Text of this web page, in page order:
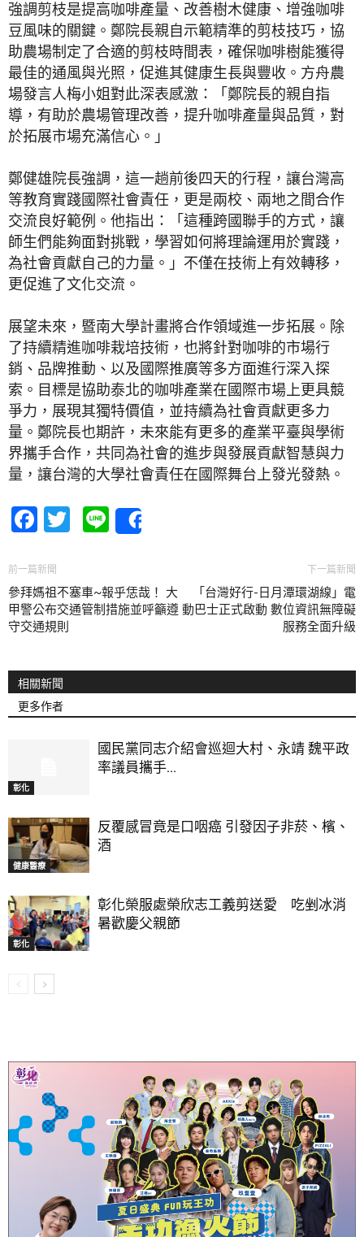
強調剪枝是提高咖啡產量、改善樹木健康、增強咖啡
豆風味的關鍵。鄭院長親自示範精準的剪枝技巧，協
助農場制定了合適的剪枝時間表，確保咖啡樹能獲得
最佳的通風與光照，促進其健康生長與豐收。方舟農
場發言人梅小姐對此深表感激：「鄭院長的親自指
導，有助於農場管理改善，提升咖啡產量與品質，對
於拓展市場充滿信心。」
鄭健雄院長強調，這一趟前後四天的行程，讓台灣高
等教育實踐國際社會責任，更是兩校、兩地之間合作
交流良好範例。他指出：「這種跨國聯手的方式，讓
師生們能夠面對挑戰，學習如何將理論運用於實踐，
為社會貢獻自己的力量。」不僅在技術上有效轉移，
更促進了文化交流。
展望未來，暨南大學計畫將合作領域進一步拓展。除
了持續精進咖啡栽培技術，也將針對咖啡的市場行
銷、品牌推動、以及國際推廣等多方面進行深入探
索。目標是協助泰北的咖啡產業在國際市場上更具競
爭力，展現其獨特價值，並持續為社會貢獻更多力
量。鄭院長也期許，未來能有更多的產業平臺與學術
界攜手合作，共同為社會的進步與發展貢獻智慧與力
量，讓台灣的大學社會責任在國際舞台上發光發熱。
Facebook
Twitter
Line
前一篇新聞
參拜媽祖不塞車~報乎恁哉！ 大
甲警公布交通管制措施並呼籲遵
守交通規則
下一篇新聞
「台灣好行-日月潭環湖線」電
動巴士正式啟動 數位資訊無障礙
服務全面升級
相關新聞
更多作者
彰化
國民黨同志介紹會巡迴大村、永靖 魏平政
率議員攜手...
健康醫療
反覆感冒竟是口咽癌 引發因子非菸、檳、
酒
彰化
彰化榮服處榮欣志工義剪送愛 吃剉冰消
暑歡慶父親節